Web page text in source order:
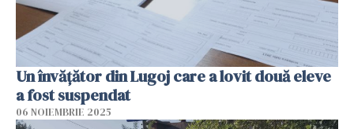
Un învățător din Lugoj care a lovit două eleve
a fost suspendat
06 NOIEMBRIE 2025